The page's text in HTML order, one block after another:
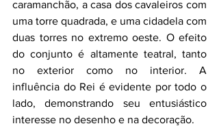
caramanchão, a casa dos cavaleiros com
uma torre quadrada, e uma cidadela com
duas torres no extremo oeste. O efeito
do conjunto é altamente teatral, tanto
no exterior como no interior. A
influência do Rei é evidente por todo o
lado, demonstrando seu entusiástico
interesse no desenho e na decoração.